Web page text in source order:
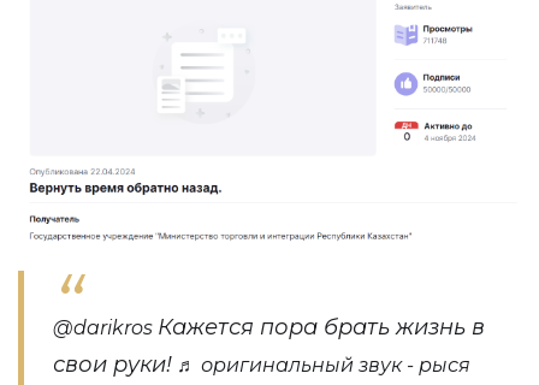
@darikros Кажется пора брать жизнь в
свои руки! ♬ оригинальный звук - рыся